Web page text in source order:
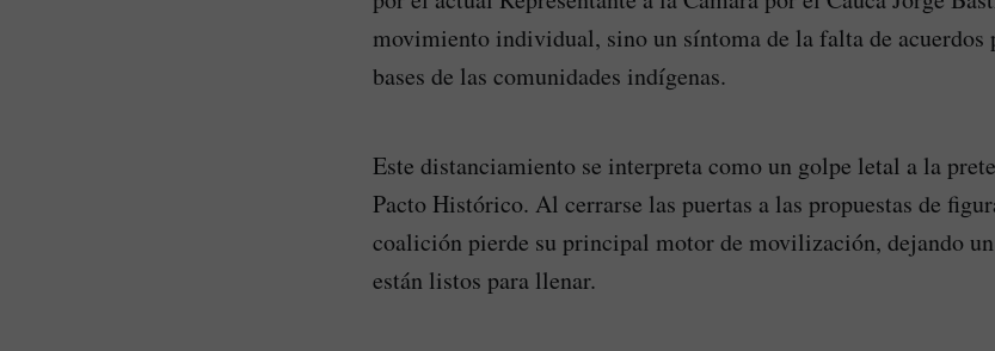
movimiento individual, sino un síntoma de la falta de acuerdos
bases de las comunidades indígenas.
Este distanciamiento se interpreta como un golpe letal a la
Pacto Histórico. Al cerrarse las puertas a las propuestas de
coalición pierde su principal motor de movilización, dejando
están listos para llenar.